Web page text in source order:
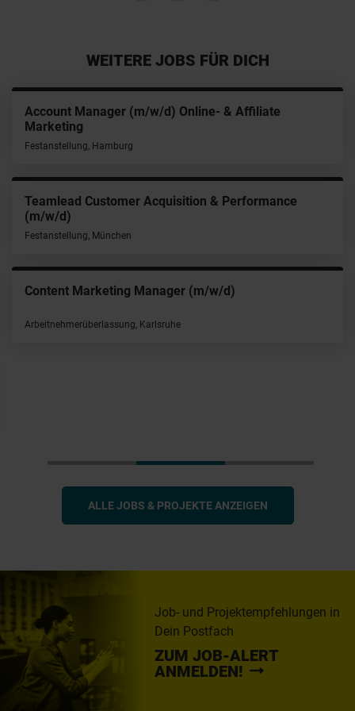
WEITERE JOBS FÜR DICH
Account Manager (m/w/d) Online- & Affiliate
Marketing
Festanstellung, Hamburg
Teamlead Customer Acquisition & Performance
(m/w/d)
Festanstellung, München
Content Marketing Manager (m/w/d)
Arbeitnehmerüberlassung, Karlsruhe
ALLE JOBS & PROJEKTE ANZEIGEN
Job- und Projektempfehlungen in
Dein Postfach
ZUM JOB-ALERT
ANMELDEN!